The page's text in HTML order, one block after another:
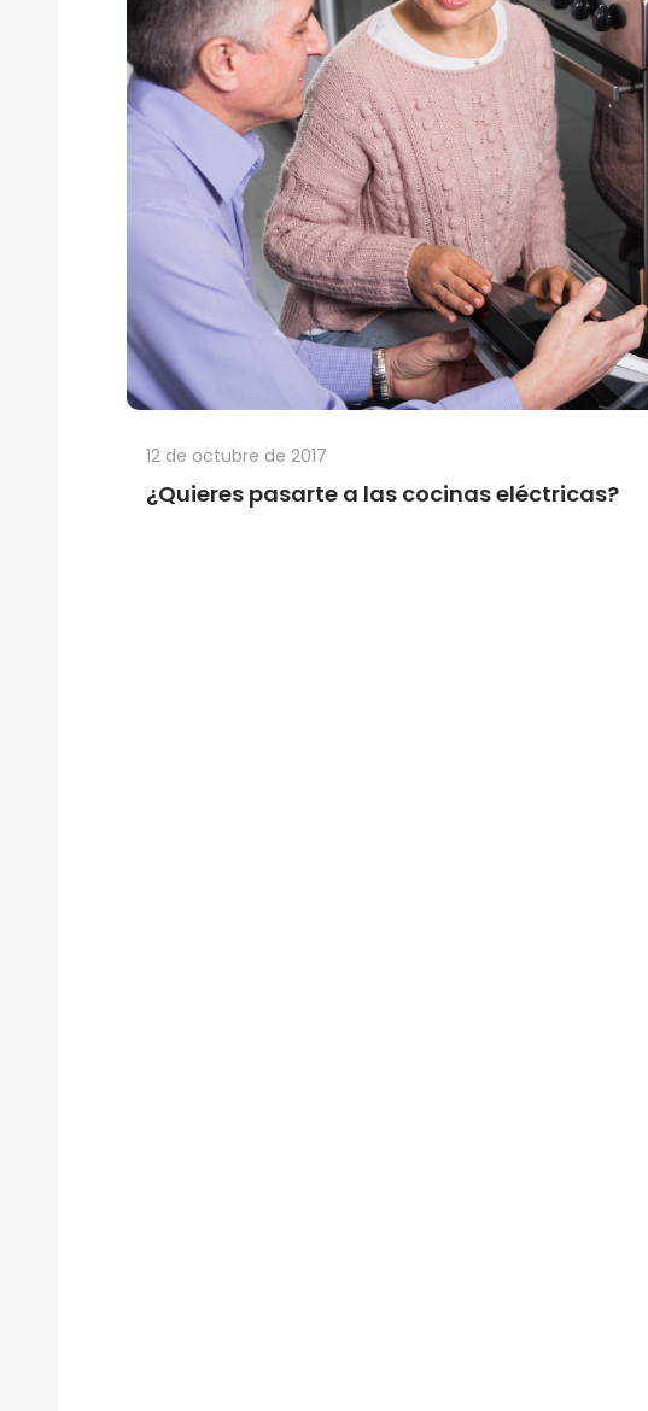
¿Quieres pasarte a las cocinas eléctricas?
12 de octubre de 2017